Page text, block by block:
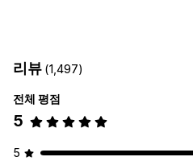
배너 위치 애니메이션
맞춤 설정
배경
테두리
아이콘 위치
자동 위치 카트 페이지 홈페이지
리뷰 (1,497)
전체 평점
5
5